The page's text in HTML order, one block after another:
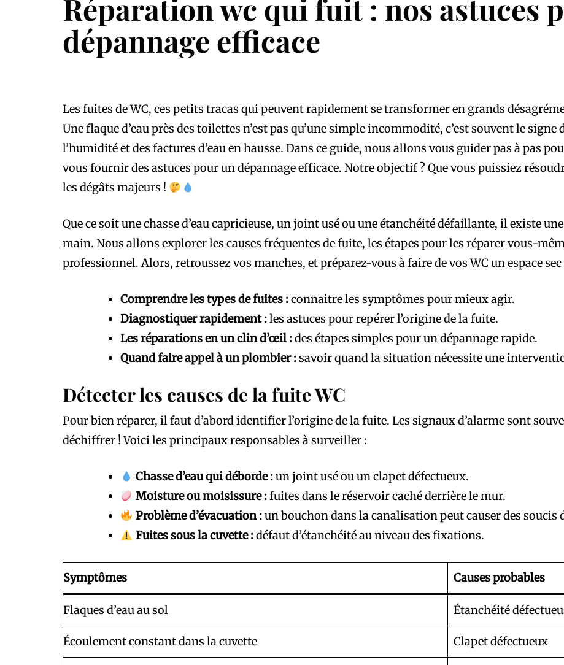
Réparation wc qui fuit : nos astuces
dépannage efficace
Les fuites de WC, ces petits tracas qui peuvent rapidement se transformer en grands
Une flaque d’eau près des toilettes n’est pas qu’une simple incommodité, c’est souvent le
l’humidité et des factures d’eau en hausse. Dans ce guide, nous allons vous guider pas à pas
vous fournir des astuces pour un dépannage efficace. Notre objectif ? Que vous puissiez
les dégâts majeurs !
Que ce soit une chasse d’eau capricieuse, un joint usé ou une étanchéité défaillante, il existe
main. Nous allons explorer les causes fréquentes de fuite, les étapes pour les réparer vous-
professionnel. Alors, retroussez vos manches, et préparez-vous à faire de vos WC un espace sec
Comprendre les types de fuites :connaitre les symptômes pour mieux agir.
Diagnostiquer rapidement :les astuces pour repérer l’origine de la fuite.
Les réparations en un clin d’œil :des étapes simples pour un dépannage rapide.
Quand faire appel à un plombier :savoir quand la situation nécessite une
Détecter les causes de la fuite WC
Pour bien réparer, il faut d’abord identifier l’origine de la fuite. Les signaux d’alarme sont
déchiffrer ! Voici les principaux responsables à surveiller :
Chasse d’eau qui déborde :un joint usé ou un clapet défectueux.
Moisture ou moisissure :fuites dans le réservoir caché derrière le mur.
Problème d’évacuation :un bouchon dans la canalisation peut causer des soucis
Fuites sous la cuvette :défaut d’étanchéité au niveau des fixations.
Symptômes Causes probables
Flaques d’eau au sol Étanchéité
Écoulement constant dans la cuvette Clapet défectueux